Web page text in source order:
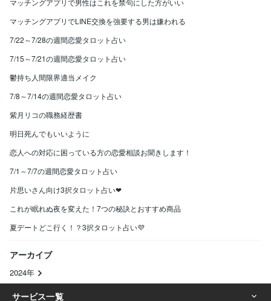
マッチングアプリで男性はこれを禁句にした方がいい
マッチングアプリでLINE交換を強要する男は嫌われる
7/22～7/28の週間恋愛タロット占い
7/15～7/21の週間恋愛タロット占い
鬱持ち人間限界適当メイク
7/8～7/14の週間恋愛タロット占い
紫月リコの職務経歴書
明日死んでもいいように
恋人への対応に困っている方の恋愛相談お聞きします！
7/1～7/7の週間恋愛タロット占い
片思いさん向け3択タロット占い❤
これが眠れぬ夜を変えた！7つの秘訣とおすすめ商品
夏デートどこ行く！？3択タロット占い💜
アーカイブ
2024年